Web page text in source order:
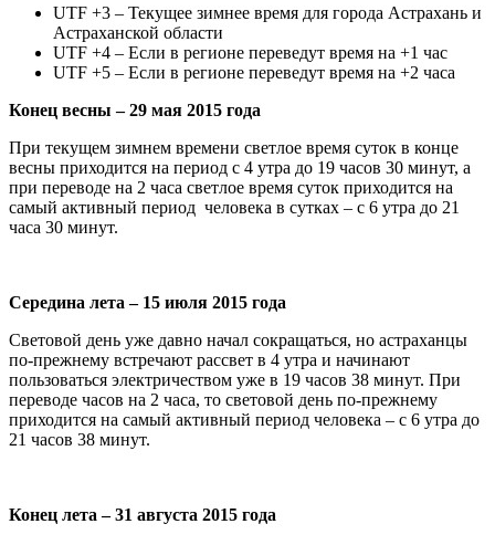
UTF +3 – Текущее зимнее время для города Астрахань и
Астраханской области
UTF +4 – Если в регионе переведут время на +1 час
UTF +5 – Если в регионе переведут время на +2 часа
Конец весны – 29 мая 2015 года
При текущем зимнем времени светлое время суток в конце
весны приходится на период с 4 утра до 19 часов 30 минут, а
при переводе на 2 часа светлое время суток приходится на
самый активный период человека в сутках – с 6 утра до 21
часа 30 минут.
Середина лета – 15 июля 2015 года
Световой день уже давно начал сокращаться, но астраханцы
по-прежнему встречают рассвет в 4 утра и начинают
пользоваться электричеством уже в 19 часов 38 минут. При
переводе часов на 2 часа, то световой день по-прежнему
приходится на самый активный период человека – с 6 утра до
21 часов 38 минут.
Конец лета – 31 августа 2015 года